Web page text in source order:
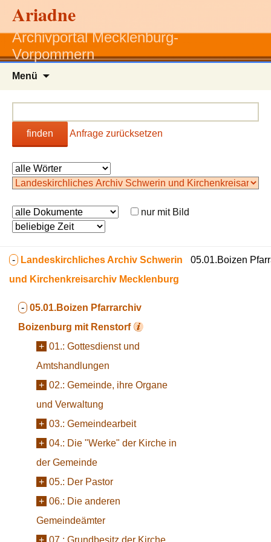
Ariadne
Archivportal Mecklenburg-
Vorpommern
Menü
finden Anfrage zurücksetzen
nur mit Bild
- Landeskirchliches Archiv Schwerin
und Kirchenkreisarchiv Mecklenburg
- 05.01.Boizen Pfarrarchiv
Boizenburg mit Renstorf
+ 01.: Gottesdienst und
Amtshandlungen
+ 02.: Gemeinde, ihre Organe
und Verwaltung
+ 03.: Gemeindearbeit
+ 04.: Die "Werke" der Kirche in
der Gemeinde
+ 05.: Der Pastor
+ 06.: Die anderen
Gemeindeämter
+ 07.: Grundbesitz der Kirche,
05.01.Boizen